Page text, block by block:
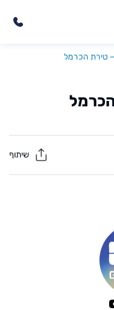
– טירת הכרמל